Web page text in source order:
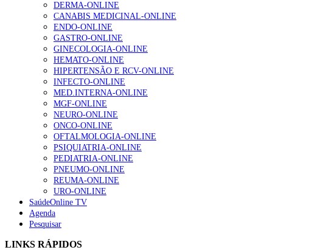
1.º Episódio do Podcast “Frequência Cardio – Sintoniza-te na
169 visualizações
Alguns milhares de utentes podem ficar sem médico de família com
132 visualizações
“Os programas de rastreio do cancro do pulmão são custo-efetivos e
93 visualizações
Quase quatro em cada dez doentes com enfarte apresentavam níveis
87 visualizações
DERMA-ONLINE
CANABIS MEDICINAL-ONLINE
ENDO-ONLINE
GASTRO-ONLINE
GINECOLOGIA-ONLINE
HEMATO-ONLINE
HIPERTENSÃO E RCV-ONLINE
INFECTO-ONLINE
MED.INTERNA-ONLINE
MGF-ONLINE
NEURO-ONLINE
ONCO-ONLINE
OFTALMOLOGIA-ONLINE
PSIQUIATRIA-ONLINE
PEDIATRIA-ONLINE
PNEUMO-ONLINE
REUMA-ONLINE
URO-ONLINE
SaúdeOnline TV
Agenda
Pesquisar
LINKS RÁPIDOS